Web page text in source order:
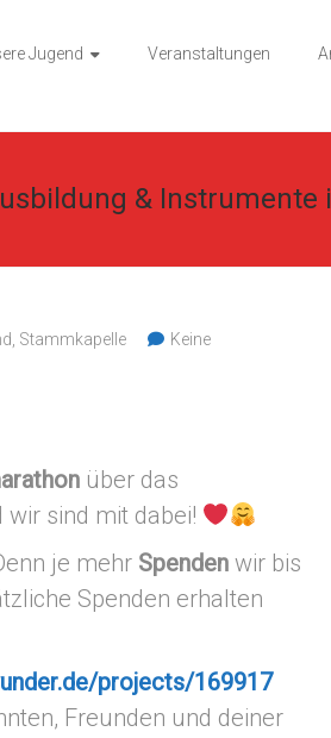
Jugend Veranstaltungen
& Instrumente
, Stammkapelle
Keine
über das
sind mit dabei!
je mehr Spenden wir bis
Spenden erhalten
projects/169917
Freunden und deiner